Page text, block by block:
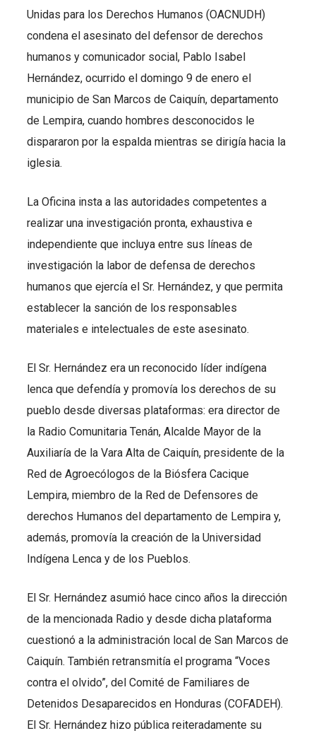
Unidas para los Derechos Humanos (OACNUDH)
condena el asesinato del defensor de derechos
humanos y comunicador social, Pablo Isabel
Hernández, ocurrido el domingo 9 de enero el
municipio de San Marcos de Caiquín, departamento
de Lempira, cuando hombres desconocidos le
dispararon por la espalda mientras se dirigía hacia la
iglesia.
La Oficina insta a las autoridades competentes a
realizar una investigación pronta, exhaustiva e
independiente que incluya entre sus líneas de
investigación la labor de defensa de derechos
humanos que ejercía el Sr. Hernández, y que permita
establecer la sanción de los responsables
materiales e intelectuales de este asesinato.
El Sr. Hernández era un reconocido líder indígena
lenca que defendía y promovía los derechos de su
pueblo desde diversas plataformas: era director de
la Radio Comunitaria Tenán, Alcalde Mayor de la
Auxiliaría de la Vara Alta de Caiquín, presidente de la
Red de Agroecólogos de la Biósfera Cacique
Lempira, miembro de la Red de Defensores de
derechos Humanos del departamento de Lempira y,
además, promovía la creación de la Universidad
Indígena Lenca y de los Pueblos.
El Sr. Hernández asumió hace cinco años la dirección
de la mencionada Radio y desde dicha plataforma
cuestionó a la administración local de San Marcos de
Caiquín. También retransmitía el programa “Voces
contra el olvido”, del Comité de Familiares de
Detenidos Desaparecidos en Honduras (COFADEH).
El Sr. Hernández hizo pública reiteradamente su